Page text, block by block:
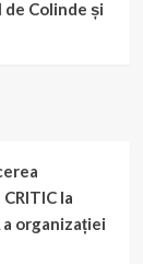
Colinde și
la
organizației